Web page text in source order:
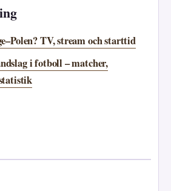
TV, stream och starttid
i fotboll – matcher,